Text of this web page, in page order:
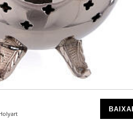
gravadas latão niquelado 10 cm